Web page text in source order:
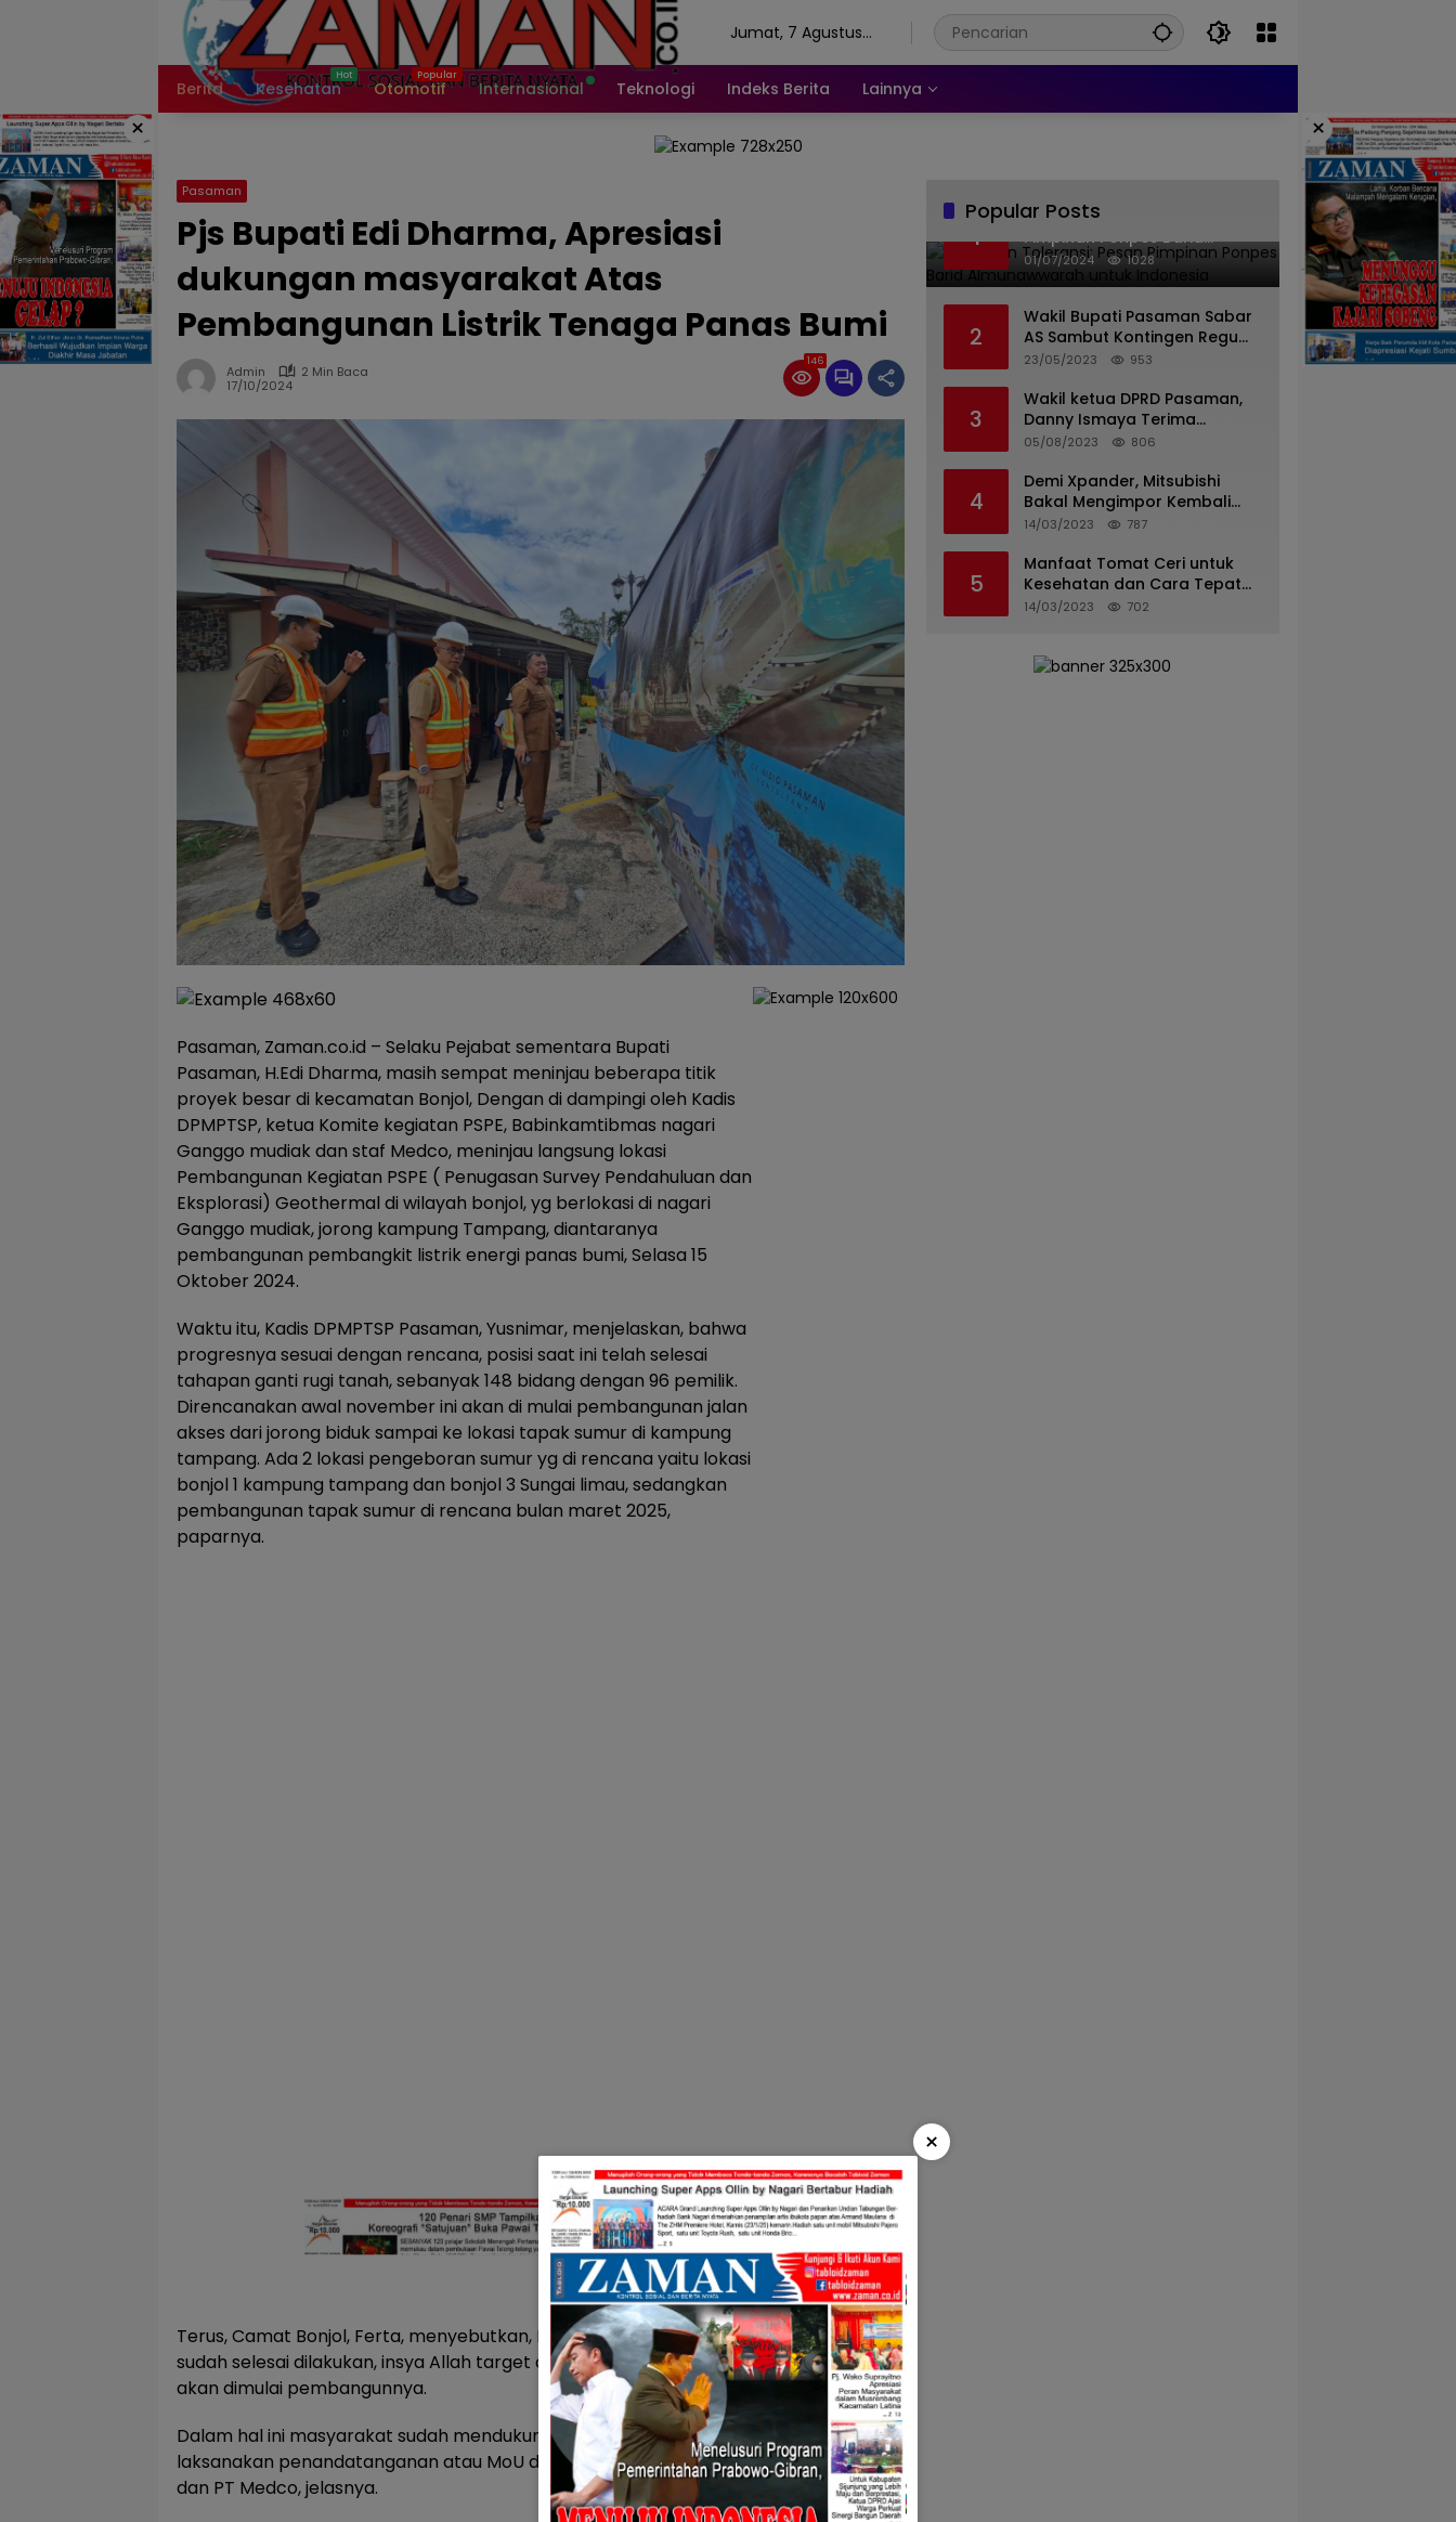
Jumat, 7 Agustus
Berita
Kesehatan Otomotif Internasional Teknologi Indeks Berita Lainnya
× ×
Pasaman
Pjs Bupati Edi Dharma, Apresiasi
dukungan masyarakat Atas
Pembangunan Listrik Tenaga Panas Bumi
Admin
2 Min Baca
17/10/2024
146
Pasaman, Zaman.co.id – Selaku Pejabat sementara Bupati
Pasaman, H.Edi Dharma, masih sempat meninjau beberapa titik
proyek besar di kecamatan Bonjol, Dengan di dampingi oleh Kadis
DPMPTSP, ketua Komite kegiatan PSPE, Babinkamtibmas nagari
Ganggo mudiak dan staf Medco, meninjau langsung lokasi
Pembangunan Kegiatan PSPE ( Penugasan Survey Pendahuluan dan
Eksplorasi) Geothermal di wilayah bonjol, yg berlokasi di nagari
Ganggo mudiak, jorong kampung Tampang, diantaranya
pembangunan pembangkit listrik energi panas bumi, Selasa 15
Oktober 2024.
Waktu itu, Kadis DPMPTSP Pasaman, Yusnimar, menjelaskan, bahwa
progresnya sesuai dengan rencana, posisi saat ini telah selesai
tahapan ganti rugi tanah, sebanyak 148 bidang dengan 96 pemilik.
Direncanakan awal november ini akan di mulai pembangunan jalan
akses dari jorong biduk sampai ke lokasi tapak sumur di kampung
tampang. Ada 2 lokasi pengeboran sumur yg di rencana yaitu lokasi
bonjol 1 kampung tampang dan bonjol 3 Sungai limau, sedangkan
pembangunan tapak sumur di rencana bulan maret 2025,
paparnya.
Terus, Camat Bonjol, Ferta, menyebutkan, Pembebasan lahan
sudah selesai dilakukan, insya Allah target awal bulan november ini
akan dimulai pembangunnya.
Dalam hal ini masyarakat sudah mendukung, terakhir sudah di
laksanakan penandatanganan atau MoU dan PKS antara Pemda
dan PT Medco, jelasnya.
Popular Posts
1
Islam dan Toleransi: Pesan
Pimpinan Ponpes Barid
Almunawwarah untuk
Indonesia
01/07/2024 1028
2
Wakil Bupati Pasaman Sabar
AS Sambut Kontingen Regu
Pramuka Kwarcab Pasaman
23/05/2023 953
3
Wakil ketua DPRD Pasaman,
Danny Ismaya Terima
Kunjungan Mahasiswa KKN
05/08/2023 806
4
Demi Xpander, Mitsubishi
Bakal Mengimpor Kembali
Pajero Sport
14/03/2023 787
5
Manfaat Tomat Ceri untuk
Kesehatan dan Cara Tepat
Mengonsumsinya
14/03/2023 702
×